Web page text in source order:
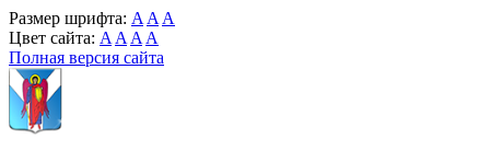
Размер шрифта: A A A
Цвет сайта: A A A A
Полная версия сайта